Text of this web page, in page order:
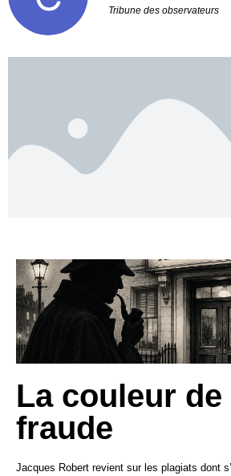
Tribune des observateurs
La couleur de
fraude
Jacques Robert revient sur les plagiats dont